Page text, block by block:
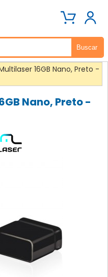
16GB Nano, Preto -
Nano, Preto -